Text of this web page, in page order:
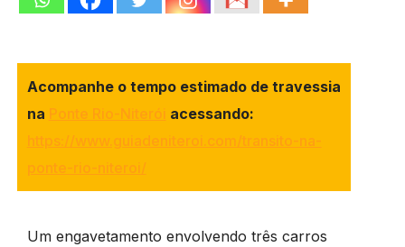
Acompanhe o tempo estimado de travessia
na Ponte Rio-Niterói acessando:
https://www.guiadeniteroi.com/transito-na-
ponte-rio-niteroi/
Um engavetamento envolvendo três carros